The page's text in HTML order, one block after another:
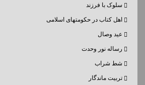
سلوک با فرزند
اهل کتاب در حکومتهای اسلامی
عید وصال
رساله نور وحدت
شط شراب
تربیت ماندگار